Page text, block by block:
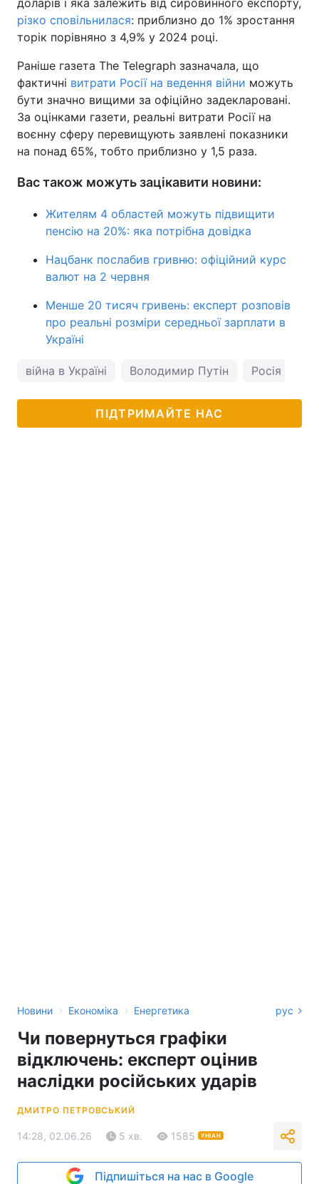
доларів і яка залежить від сировинного експорту,
різко сповільнилася: приблизно до 1% зростання
торік порівняно з 4,9% у 2024 році.
Раніше газета The Telegraph зазначала, що
фактичні витрати Росії на ведення війни можуть
бути значно вищими за офіційно задекларовані.
За оцінками газети, реальні витрати Росії на
воєнну сферу перевищують заявлені показники
на понад 65%, тобто приблизно у 1,5 раза.
Вас також можуть зацікавити новини:
Жителям 4 областей можуть підвищити
пенсію на 20%: яка потрібна довідка
Нацбанк послабив гривню: офіційний курс
валют на 2 червня
Менше 20 тисяч гривень: експерт розповів
про реальні розміри середньої зарплати в
Україні
війна в Україні Володимир Путін Росія
ПІДТРИМАЙТЕ НАС
Новини › Економіка › Енергетика рус
Чи повернуться графіки
відключень: експерт оцінив
наслідки російських ударів
ДМИТРО ПЕТРОВСЬКИЙ
14:28, 02.06.26 5 хв. 1585 УНІАН
Підпишіться на нас в Google